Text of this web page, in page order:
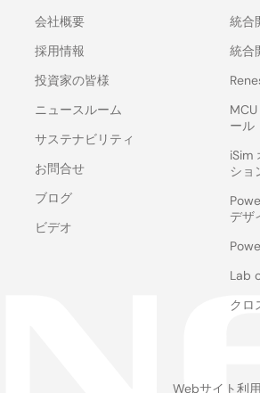
会社概要
採用情報
投資家の皆様
ニュースルーム
サステナビリティ
お問合せ
ブログ
ビデオ
統合
統合
ール
iSim
ショ
デザ
Lab
クロ
Webサイト利